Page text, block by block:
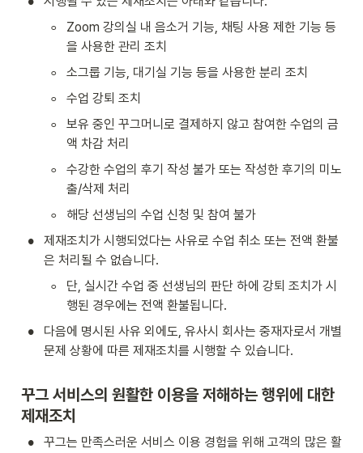
◦
Zoom 강의실 내 음소거 기능, 채팅 사용 제한 기능 등
을 사용한 관리 조치
◦ 소그룹 기능, 대기실 기능 등을 사용한 분리 조치
◦ 수업 강퇴 조치
◦
보유 중인 꾸그머니로 결제하지 않고 참여한 수업의 금
액 차감 처리
◦
수강한 수업의 후기 작성 불가 또는 작성한 후기의 미노
출/삭제 처리
◦ 해당 선생님의 수업 신청 및 참여 불가
•
제재조치가 시행되었다는 사유로 수업 취소 또는 전액 환불
은 처리될 수 없습니다.
◦
단, 실시간 수업 중 선생님의 판단 하에 강퇴 조치가 시
행된 경우에는 전액 환불됩니다.
•
다음에 명시된 사유 외에도, 유사시 회사는 중재자로서 개별
문제 상황에 따른 제재조치를 시행할 수 있습니다.
꾸그 서비스의 원활한 이용을 저해하는 행위에 대한
제재조치
•
꾸그는 만족스러운 서비스 이용 경험을 위해 고객의 많은 활